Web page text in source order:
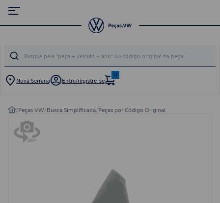
Nova Serrana Entre/registre-se
0
/Peças VW/Busca Simplificada/Peças por Código Original